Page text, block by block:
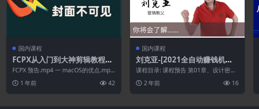
国内课程
FCPX从入门到大神剪辑教程视
频
FCPX 预告.mp4 一 macOS的优点.mp4
1 年前 42
国内课程
刘克亚-[2021全自动赚钱机器]
课程
课程目录: 课程预告 第01章、设计密码
节...2 年前 16